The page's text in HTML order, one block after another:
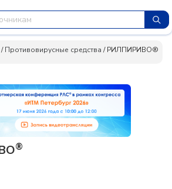
/Противовирусные средства /РИЛПИРИВО®
®